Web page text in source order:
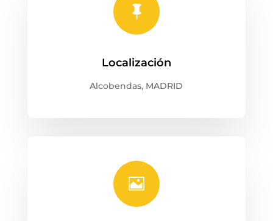

Localización
Alcobendas, MADRID
